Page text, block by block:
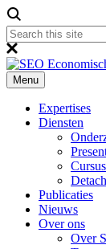
Menu
Expertises
Diensten
Publicaties
Nieuws
Over ons
Over